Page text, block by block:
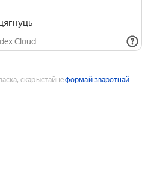
Cloud
скарыстайцеформай зваротнай